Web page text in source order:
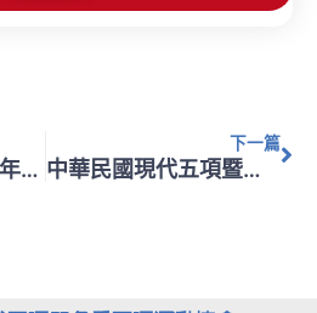
【講習會公告】113年度(雲林場)C級教練講習會
下一篇
中華民國現代五項暨冬季兩項運動協會參賽協議(草案)